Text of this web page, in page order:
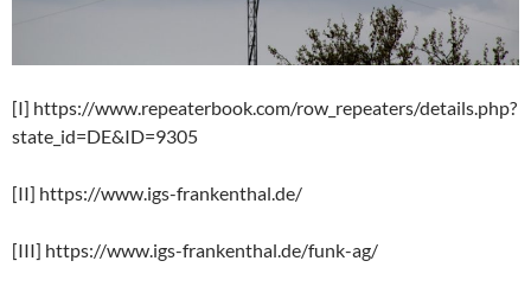
[I] https://www.repeaterbook.com/row_repeaters/details.php?
state_id=DE&ID=9305
[II] https://www.igs-frankenthal.de/
[III] https://www.igs-frankenthal.de/funk-ag/